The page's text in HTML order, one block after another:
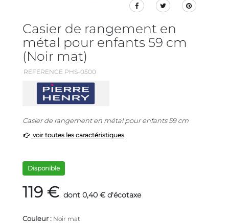
Casier de rangement en
métal pour enfants 59 cm
(Noir mat)
REFERENCE PHS-0500
Casier de rangement en métal pour enfants 59 cm
voir toutes les caractéristiques
Disponible
119 € dont 0,40 € d'écotaxe
Couleur : Noir mat